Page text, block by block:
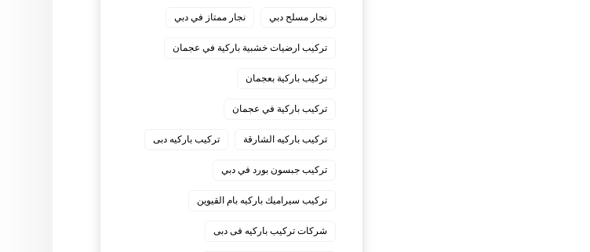
نجار مسلح دبي نجار ممتاز في دبي
‏تركيب ارضيات خشبية باركية في عجمان
‏تركيب باركية بعجمان
‏تركيب باركية في عجمان
‏تركيب باركيه الشارقة ‏تركيب باركيه دبى
‏تركيب جبسون بورد في دبي
‏تركيب سيراميك باركيه بام القيوين
‏شركات تركيب باركيه فى دبى